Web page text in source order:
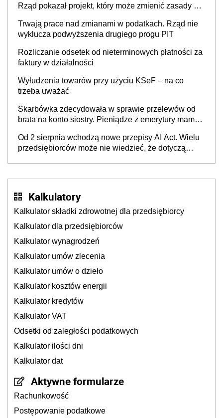
Rząd pokazał projekt, który może zmienić zasady gry
Trwają prace nad zmianami w podatkach. Rząd nie
wyklucza podwyższenia drugiego progu PIT
Rozliczanie odsetek od nieterminowych płatności za
faktury w działalności
Wyłudzenia towarów przy użyciu KSeF – na co
trzeba uważać
Skarbówka zdecydowała w sprawie przelewów od
brata na konto siostry. Pieniądze z emerytury mamy
będzie
Od 2 sierpnia wchodzą nowe przepisy AI Act. Wielu
przedsiębiorców może nie wiedzieć, że dotyczą
Kalkulatory
Kalkulator składki zdrowotnej dla przedsiębiorcy
Kalkulator dla przedsiębiorców
Kalkulator wynagrodzeń
Kalkulator umów zlecenia
Kalkulator umów o dzieło
Kalkulator kosztów energii
Kalkulator kredytów
Kalkulator VAT
Odsetki od zaległości podatkowych
Kalkulator ilości dni
Kalkulator dat
Aktywne formularze
Rachunkowość
Postępowanie podatkowe